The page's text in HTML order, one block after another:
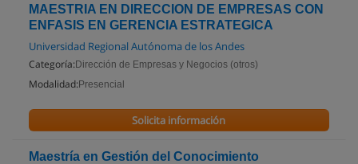
MAESTRIA EN DIRECCION DE EMPRESAS CON
ENFASIS EN GERENCIA ESTRATEGICA
Universidad Regional Autónoma de los Andes
Categoría: Dirección de Empresas y Negocios (otros)
Modalidad: Presencial
Solicita información
Maestría en Gestión del Conocimiento